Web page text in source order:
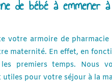
de bébé à
votre armoire de
maternité. En effet, en
premiers temps. Nous
utiles pour votre séjour à la